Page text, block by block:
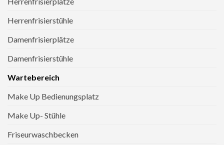
Herrenfrisierstühle
Damenfrisierplätze
Damenfrisierstühle
Wartebereich
Make Up Bedienungsplatz
Make Up- Stühle
Friseurwaschbecken